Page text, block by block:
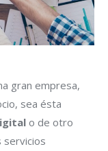
gran empresa,
sea ésta
o de otro
servicios